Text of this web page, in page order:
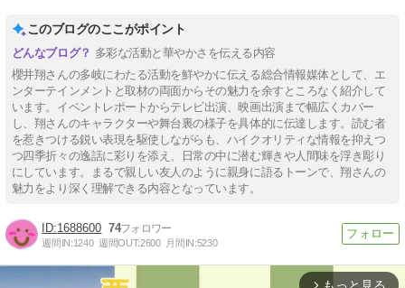
このブログのここがポイント
多彩な活動と華やかさを伝える内容
櫻井翔さんの多岐にわたる活動を鮮やかに伝える総合情報媒体として、エ
ンターテインメントと取材の両面からその魅力を余すところなく紹介して
います。イベントレポートからテレビ出演、映画出演まで幅広くカバー
し、翔さんのキャラクターや舞台裏の様子を具体的に伝達します。読む者
を惹きつける鋭い表現を駆使しながらも、ハイクオリティな情報を抑えつ
つ四季折々の逸話に彩りを添え、日常の中に潜む輝きや人間味を浮き彫り
にしています。まるで親しい友人のように親身に語るトーンで、翔さんの
魅力をより深く理解できる内容となっています。
1688600 74
週間IN:1240 週間OUT:2600 月間IN:5230
arrow_forward_ios